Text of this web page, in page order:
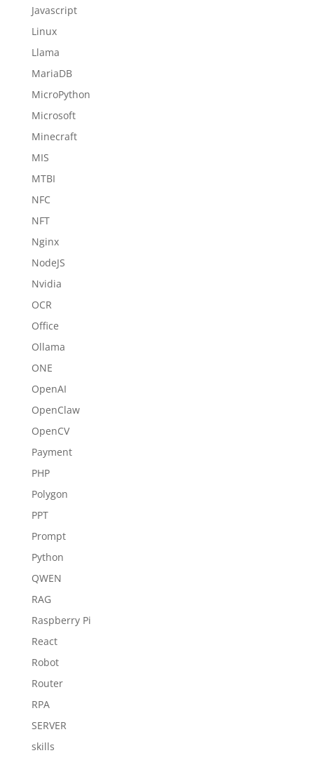
Javascript
Linux
Llama
MariaDB
MicroPython
Microsoft
Minecraft
MIS
MTBI
NFC
NFT
Nginx
NodeJS
Nvidia
OCR
Office
Ollama
ONE
OpenAI
OpenClaw
OpenCV
Payment
PHP
Polygon
PPT
Prompt
Python
QWEN
RAG
Raspberry Pi
React
Robot
Router
RPA
SERVER
skills